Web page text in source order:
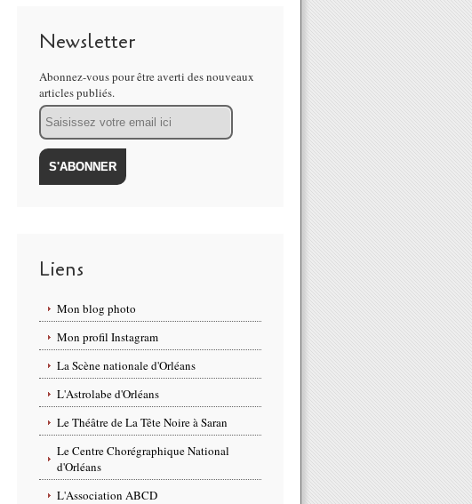
Newsletter
Abonnez-vous pour être averti des nouveaux
articles publiés.
Email
Liens
Mon blog photo
Mon profil Instagram
La Scène nationale d'Orléans
L'Astrolabe d'Orléans
Le Théâtre de La Tête Noire à Saran
Le Centre Chorégraphique National
d'Orléans
L'Association ABCD